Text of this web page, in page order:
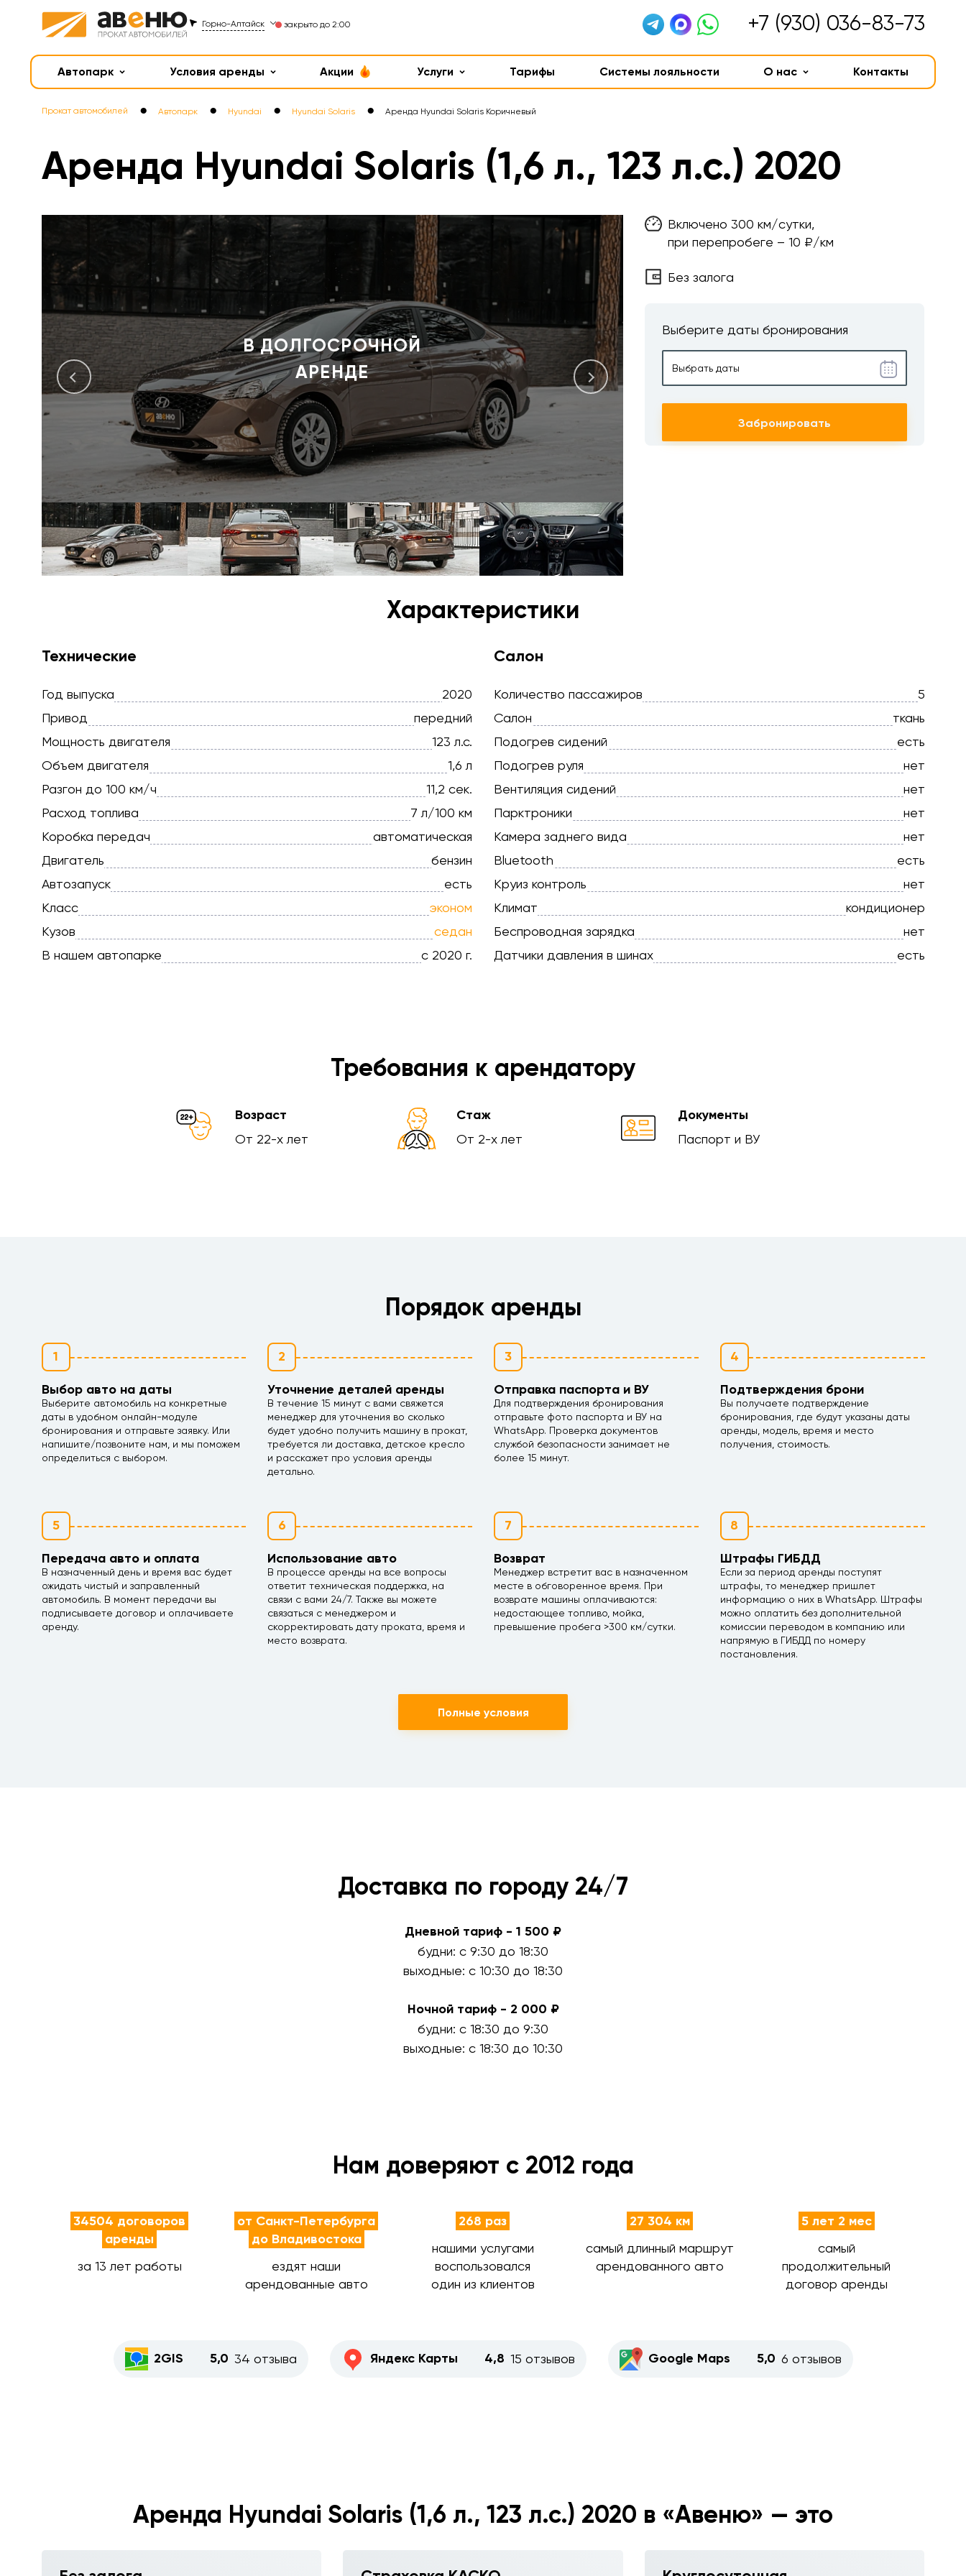
Горно-Алтайск закрыто до 2:00 +7 (930) 036-83-73
Автопарк Условия аренды Акции Услуги Тарифы Системы лояльности О нас Контакты
Прокат автомобилей ● Автопарк ● Hyundai ● Hyundai Solaris ● Аренда Hyundai Solaris Коричневый
Аренда Hyundai Solaris (1,6 л., 123 л.с.) 2020
Включено 300 км/сутки,
при перепробеге – 10 ₽/км
Без залога
Выберите даты бронирования
Забронировать
Характеристики
Технические
Год выпуска
2020
Привод
передний
Мощность двигателя
123 л.с.
Объем двигателя
1,6 л
Разгон до 100 км/ч
11,2 сек.
Расход топлива
7 л/100 км
Коробка передач
автоматическая
Двигатель
бензин
Автозапуск
есть
Класс
эконом
Кузов
седан
В нашем автопарке
с 2020 г.
Салон
Количество пассажиров
5
Салон
ткань
Подогрев сидений
есть
Подогрев руля
нет
Вентиляция сидений
нет
Парктроники
нет
Камера заднего вида
нет
Bluetooth
есть
Круиз контроль
нет
Климат
кондиционер
Беспроводная зарядка
нет
Датчики давления в шинах
есть
Требования к арендатору
Возраст
От 22-х лет
Стаж
От 2-х лет
Документы
Паспорт и ВУ
Порядок аренды
1
Выбор авто на даты
Выберите автомобиль на конкретные
даты в удобном онлайн-модуле
бронирования и отправьте заявку. Или
напишите/позвоните нам, и мы поможем
определиться с выбором.
2
Уточнение деталей аренды
В течение 15 минут с вами свяжется
менеджер для уточнения во сколько
будет удобно получить машину в прокат,
требуется ли доставка, детское кресло
и расскажет про условия аренды
детально.
3
Отправка паспорта и ВУ
Для подтверждения бронирования
отправьте фото паспорта и ВУ на
WhatsApp. Проверка документов
службой безопасности занимает не
более 15 минут.
4
Подтверждения брони
Вы получаете подтверждение
бронирования, где будут указаны даты
аренды, модель, время и место
получения, стоимость.
5
Передача авто и оплата
В назначенный день и время вас будет
ожидать чистый и заправленный
автомобиль. В момент передачи вы
подписываете договор и оплачиваете
аренду.
6
Использование авто
В процессе аренды на все вопросы
ответит техническая поддержка, на
связи с вами 24/7. Также вы можете
связаться с менеджером и
скорректировать дату проката, время и
место возврата.
7
Возврат
Менеджер встретит вас в назначенном
месте в обговоренное время. При
возврате машины оплачиваются:
недостающее топливо, мойка,
превышение пробега >300 км/сутки.
8
Штрафы ГИБДД
Если за период аренды поступят
штрафы, то менеджер пришлет
информацию о них в WhatsApp. Штрафы
можно оплатить без дополнительной
комиссии переводом в компанию или
напрямую в ГИБДД по номеру
постановления.
Полные условия
Доставка по городу 24/7
Дневной тариф - 1 500 ₽
будни: с 9:30 до 18:30
выходные: с 10:30 до 18:30
Ночной тариф - 2 000 ₽
будни: с 18:30 до 9:30
выходные: с 18:30 до 10:30
Нам доверяют с 2012 года
34504 договоров
аренды
за 13 лет работы
от Санкт-Петербурга
до Владивостока
ездят наши
арендованные авто
268 раз
нашими услугами
воспользовался
один из клиентов
27 304 км
самый длинный маршрут
арендованного авто
5 лет 2 мес
самый
продолжительный
договор аренды
2GIS 5,0 34 отзыва Яндекс Карты 4,8 15 отзывов Google Maps 5,0 6 отзывов
Аренда Hyundai Solaris (1,6 л., 123 л.с.) 2020 в «Авеню» — это